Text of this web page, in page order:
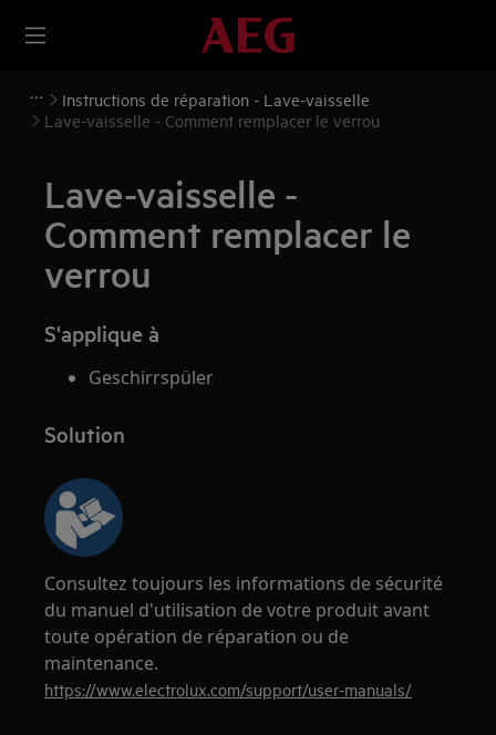
Instructions de réparation - Lave-vaisselle
Lave-vaisselle - Comment remplacer le verrou
Lave-vaisselle -
Comment remplacer le
verrou
S'applique à
Geschirrspüler
Solution
Consultez toujours les informations de sécurité
du manuel d'utilisation de votre produit avant
toute opération de réparation ou de
maintenance.
https://www.electrolux.com/support/user-manuals/